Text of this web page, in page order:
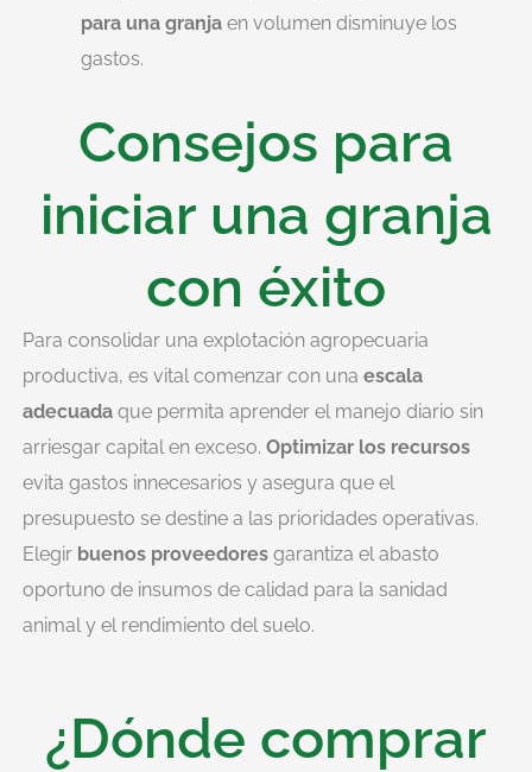
para una granja en volumen disminuye los
gastos.
Consejos para
iniciar una granja
con éxito
Para consolidar una explotación agropecuaria
productiva, es vital comenzar con una escala
adecuadaque permita aprender el manejo diario sin
arriesgar capital en exceso. Optimizar los recursos
evita gastos innecesarios y asegura que el
presupuesto se destine a las prioridades operativas.
Elegir buenos proveedores garantiza el abasto
oportuno de insumos de calidad para la sanidad
animal y el rendimiento del suelo.
¿Dónde comprar